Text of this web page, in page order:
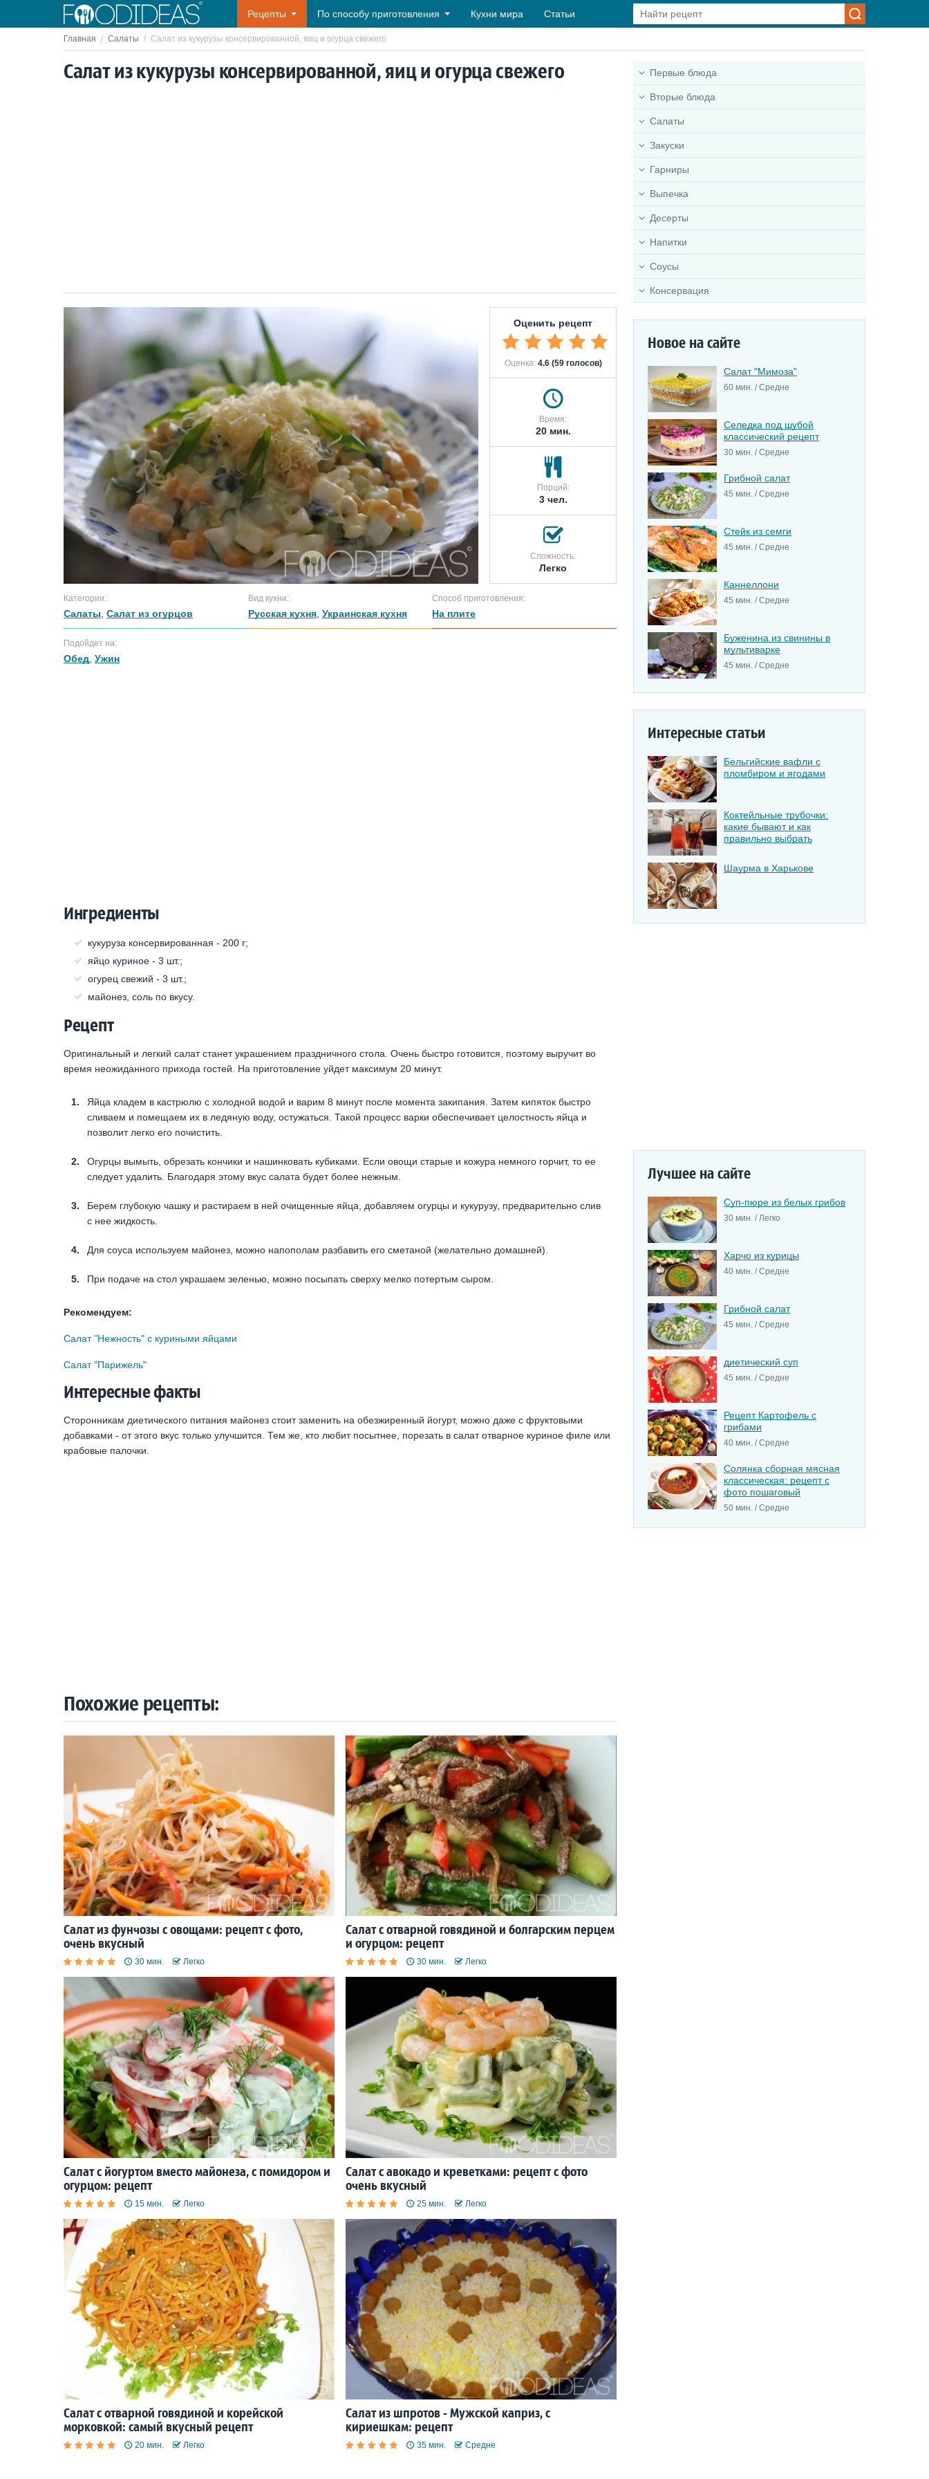
Рецепты По способу приготовления Кухни мира Статьи
Главная / Салаты / Салат из кукурузы консервированной, яиц и огурца свежего
Салат из кукурузы консервированной, яиц и огурца свежего
Оценить рецепт
Оценка: 4.6 (59 голосов)
Время:
20 мин.
Порций:
3 чел.
Сложность:
Легко
Категории:
Салаты Салат из огурцов
Вид кухни:
Русская кухня, Украинская кухня
Способ приготовления:
На плите
Подойдет на:
Обед Ужин
Ингредиенты
кукуруза консервированная - 200 г;
яйцо куриное - 3 шт.;
огурец свежий - 3 шт.;
майонез, соль по вкусу.
Рецепт
Оригинальный и легкий салат станет украшением праздничного стола. Очень быстро готовится, поэтому выручит во
время неожиданного прихода гостей. На приготовление уйдет максимум 20 минут.
Яйца кладем в кастрюлю с холодной водой и варим 8 минут после момента закипания. Затем кипяток быстро
сливаем и помещаем их в ледяную воду, остужаться. Такой процесс варки обеспечивает целостность яйца и
позволит легко его почистить.
Огурцы вымыть, обрезать кончики и нашинковать кубиками. Если овощи старые и кожура немного горчит, то ее
следует удалить. Благодаря этому вкус салата будет более нежным.
Берем глубокую чашку и растираем в ней очищенные яйца, добавляем огурцы и кукурузу, предварительно слив
с нее жидкость.
Для соуса используем майонез, можно напополам разбавить его сметаной (желательно домашней).
При подаче на стол украшаем зеленью, можно посыпать сверху мелко потертым сыром.
Рекомендуем:
Салат "Нежность" с куриными яйцами
Салат "Парижель"
Интересные факты
Сторонникам диетического питания майонез стоит заменить на обезжиренный йогурт, можно даже с фруктовыми
добавками - от этого вкус только улучшится. Тем же, кто любит посытнее, порезать в салат отварное куриное филе или
крабовые палочки.
Похожие рецепты:
Салат из фунчозы с овощами: рецепт с фото,
очень вкусный
30 мин. Легко
Салат с отварной говядиной и болгарским перцем
и огурцом: рецепт
30 мин. Легко
Салат с йогуртом вместо майонеза, с помидором и
огурцом: рецепт
15 мин. Легко
Салат с авокадо и креветками: рецепт с фото
очень вкусный
25 мин. Легко
Салат с отварной говядиной и корейской
морковкой: самый вкусный рецепт
20 мин. Легко
Салат из шпротов - Мужской каприз, с
кириешкам: рецепт
35 мин. Средне
Первые блюда
Вторые блюда
Салаты
Закуски
Гарниры
Выпечка
Десерты
Напитки
Соусы
Консервация
Новое на сайте
Салат "Мимоза"
60 мин. / Средне
Селедка под шубой
классический рецепт
30 мин. / Средне
Грибной салат
45 мин. / Средне
Стейк из семги
45 мин. / Средне
Каннеллони
45 мин. / Средне
Буженина из свинины в
мультиварке
45 мин. / Средне
Интересные статьи
Бельгийские вафли с
пломбиром и ягодами
Коктейльные трубочки:
какие бывают и как
правильно выбрать
Шаурма в Харькове
Лучшее на сайте
Суп-пюре из белых грибов
30 мин. / Легко
Харчо из курицы
40 мин. / Средне
Грибной салат
45 мин. / Средне
диетический суп
45 мин. / Средне
Рецепт Картофель с
грибами
40 мин. / Средне
Солянка сборная мясная
классическая: рецепт с
фото пошаговый
50 мин. / Средне